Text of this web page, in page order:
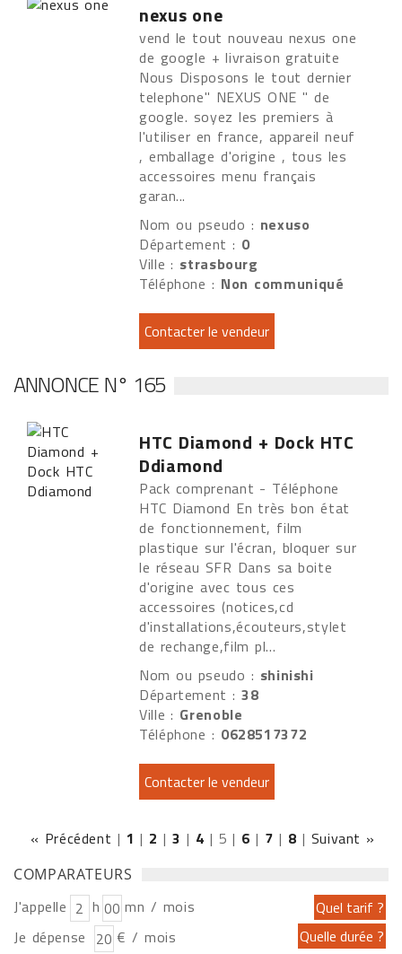
nexus one
vend le tout nouveau nexus one
de google + livraison gratuite
Nous Disposons le tout dernier
telephone" NEXUS ONE " de
google. soyez les premiers à
l'utiliser en france, appareil neuf
, emballage d'origine , tous les
accessoires menu français
garan...
Nom ou pseudo : nexuso
Département : 0
Ville : strasbourg
Téléphone : Non communiqué
ANNONCE N° 165
HTC Diamond + Dock HTC
Ddiamond
Pack comprenant - Téléphone
HTC Diamond En très bon état
de fonctionnement, film
plastique sur l'écran, bloquer sur
le réseau SFR Dans sa boite
d'origine avec tous ces
accessoires (notices,cd
d'installations,écouteurs,stylet
de rechange,film pl...
Nom ou pseudo : shinishi
Département :38
Ville : Grenoble
Téléphone : 0628517372
« Précédent | 1 | 2 |3 | 4 | 5 | 6 | 7 | 8 | Suivant »
COMPARATEURS
J'appelle h
mn / mois
Je dépense
€ / mois